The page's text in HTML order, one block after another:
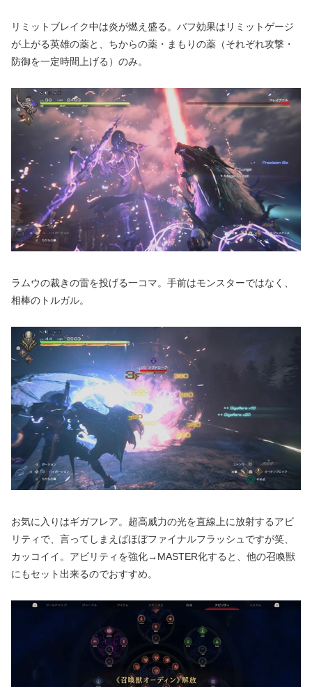
リミットブレイク中は炎が燃え盛る。バフ効果はリミットゲージ
が上がる英雄の薬と、ちからの薬・まもりの薬（それぞれ攻撃・
防御を一定時間上げる）のみ。
ラムウの裁きの雷を投げる一コマ。手前はモンスターではなく、
相棒のトルガル。
お気に入りはギガフレア。超高威力の光を直線上に放射するアビ
リティで、言ってしまえばほぼファイナルフラッシュですが笑、
カッコイイ。アビリティを強化→MASTER化すると、他の召喚獣
にもセット出来るのでおすすめ。